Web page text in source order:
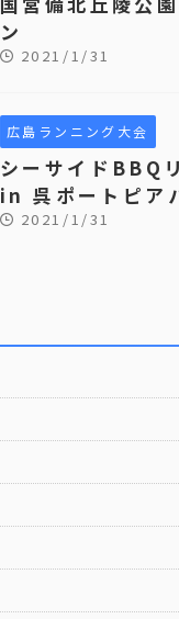
ン
2021/1/31
広島ランニング大会
シーサイドBBQ
in 呉ポートピア
2021/1/31